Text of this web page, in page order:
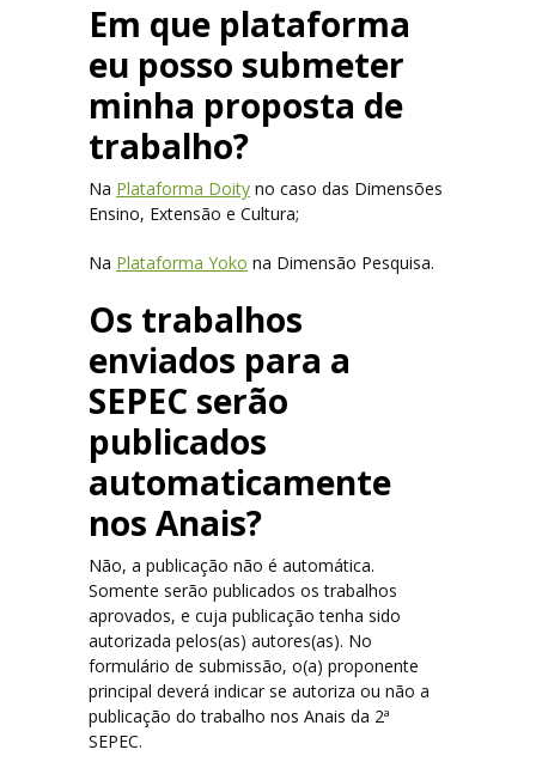
Em que plataforma
eu posso submeter
minha proposta de
trabalho?
Na Plataforma Doity no caso das Dimensões
Ensino, Extensão e Cultura;
Na Plataforma Yoko na Dimensão Pesquisa.
Os trabalhos
enviados para a
SEPEC serão
publicados
automaticamente
nos Anais?
Não, a publicação não é automática.
Somente serão publicados os trabalhos
aprovados, e cuja publicação tenha sido
autorizada pelos(as) autores(as). No
formulário de submissão, o(a) proponente
principal deverá indicar se autoriza ou não a
publicação do trabalho nos Anais da 2ª
SEPEC.